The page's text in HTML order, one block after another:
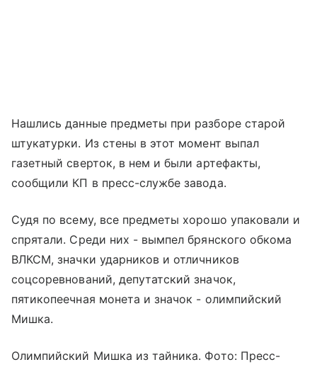
Нашлись данные предметы при разборе старой
штукатурки. Из стены в этот момент выпал
газетный сверток, в нем и были артефакты,
сообщили КП в пресс-службе завода.
Судя по всему, все предметы хорошо упаковали и
спрятали. Среди них - вымпел брянского обкома
ВЛКСМ, значки ударников и отличников
соцсоревнований, депутатский значок,
пятикопеечная монета и значок - олимпийский
Мишка.
Олимпийский Мишка из тайника. Фото: Пресс-